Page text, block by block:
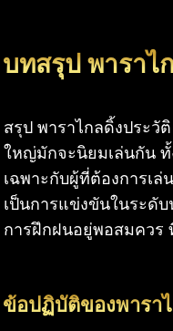
บทสรุป พาราไ
สรุป พาราไกลดิ้งประวั
ใหญ่มักจะนิยมเล่นกัน ทั้
เฉพาะกับผู้ที่ต้องการเ
เป็นการแข่งขันในระดั
การฝึกฝนอยู่พอสมควร
ข้อปฏิบัติของพารา